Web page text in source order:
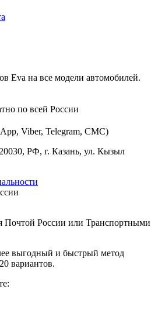
Eva на все модели автомобилей.
по всей России
Viber, Telegram, СМС)
РФ, г. Казань, ул. Кызыл
Почтой России или Транспортными
выгодный и быстрый метод
вариантов.